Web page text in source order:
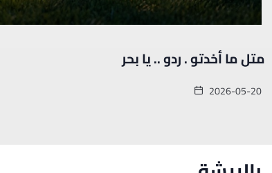
متل ما أخدتو . ردو .. يا بحر
2026-05-20